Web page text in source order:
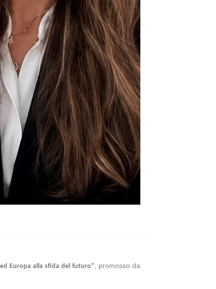
Europa alla sfida del futuro” , promosso da